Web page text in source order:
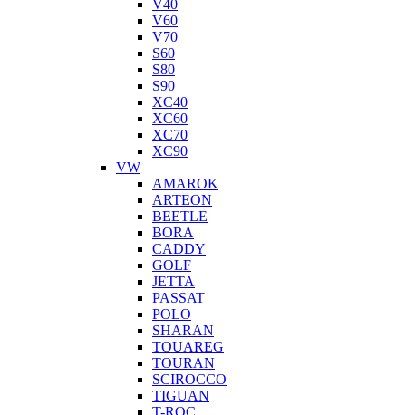
V40
V60
V70
S60
S80
S90
XC40
XC60
XC70
XC90
VW
AMAROK
ARTEON
BEETLE
BORA
CADDY
GOLF
JETTA
PASSAT
POLO
SHARAN
TOUAREG
TOURAN
SCIROCCO
TIGUAN
T-ROC